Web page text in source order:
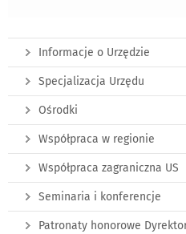
Informacje o Urzędzie
Specjalizacja Urzędu
Ośrodki
Współpraca w regionie
Współpraca zagraniczna US
Seminaria i konferencje
Patronaty honorowe